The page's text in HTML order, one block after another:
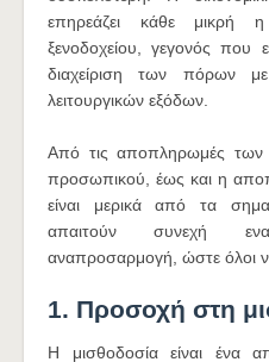
επηρεάζει κάθε μικρή η
ξενοδοχείου, γεγονός που
διαχείριση των πόρων
λειτουργικών εξόδων.
Από τις αποπληρωμές των
προσωπικού, έως και η
είναι μερικά από τα
απαιτούν συνεχή
αναπροσαρμογή, ώστε όλοι
1. Προσοχή στη
Η μισθοδοσία είναι ένα